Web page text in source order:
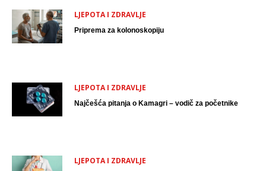
LJEPOTA I ZDRAVLJE
Priprema za kolonoskopiju
LJEPOTA I ZDRAVLJE
Najčešća pitanja o Kamagri – vodič za početnike
LJEPOTA I ZDRAVLJE